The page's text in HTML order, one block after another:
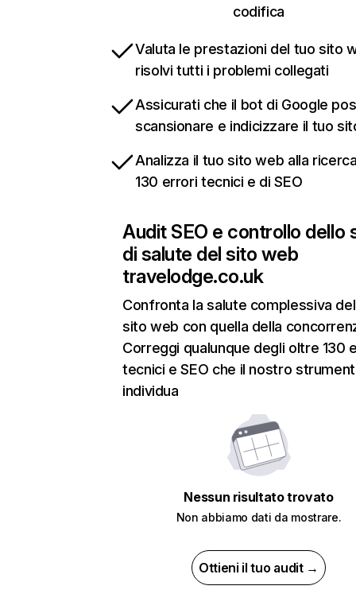
codifica
Valuta le prestazioni del tuo sito
risolvi tutti i problemi collegati
Assicurati che il bot di Google
scansionare e indicizzare il tuo
Analizza il tuo sito web alla
130 errori tecnici e di SEO
Audit SEO e controllo dello
di salute del sito web
travelodge.co.uk
Confronta la salute complessiva
sito web con quella della
Correggi qualunque degli oltre 130
tecnici e SEO che il nostro
individua
Nessun risultato trovato
Non abbiamo dati da mostrare.
Ottieni il tuo audit →